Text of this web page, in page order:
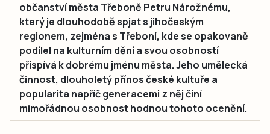
občanství města Třeboně Petru Nárožnému,
který je dlouhodobě spjat s jihočeským
regionem, zejména s Třeboní, kde se opakovaně
podílel na kulturním dění a svou osobností
přispívá k dobrému jménu města. Jeho umělecká
činnost, dlouholetý přínos české kultuře a
popularita napříč generacemi z něj činí
mimořádnou osobnost hodnou tohoto ocenění.